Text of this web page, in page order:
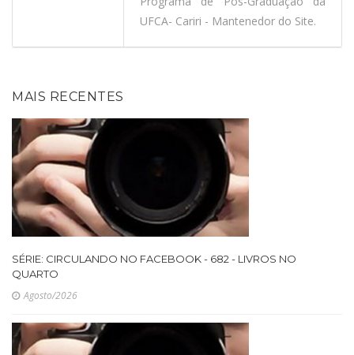
UFCA- Cariri - Mantenedor do Site.
MAIS RECENTES
SÉRIE: CIRCULANDO NO FACEBOOK - 682 - LIVROS NO
QUARTO
Agosto/2026